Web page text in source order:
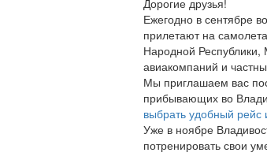
Дорогие друзья!
Ежегодно в сентябре
прилетают на
Народной Республики,
авиакомпаний и
Мы приглашаем вас
прибывающих во
выбрать удобный рейс
Уже в ноябре
потренировать свои